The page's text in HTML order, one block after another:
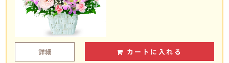
詳細 カートに入れる